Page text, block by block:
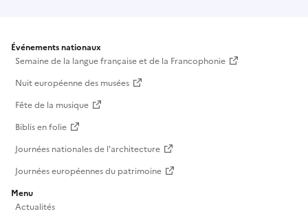
Événements nationaux
Semaine de la langue française et de la Francophonie
Nuit européenne des musées
Fête de la musique
Biblis en folie
Journées nationales de l'architecture
Journées européennes du patrimoine
Menu
Actualités